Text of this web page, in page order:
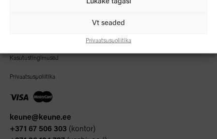
Vt seaded
Privaatsuspoliitika
Kasutustingimused
Privaatsuspoliitika
keune@keune.ee
+371 67 506 303 (kontor)